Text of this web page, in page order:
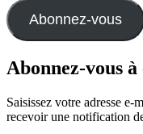
mail
Abonnez-vous
Abonnez-vous
Saisissez votre adresse
recevoir une notification